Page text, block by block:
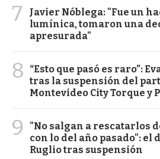
7
Javier Nóblega: "Fue un
lumínica, tomaron una
apresurada"
8
“Esto que pasó es raro”:
tras la suspensión del
Montevideo City Torque y
9
"No salgan a rescatarlos
con lo del año pasado": el
Ruglio tras suspensión